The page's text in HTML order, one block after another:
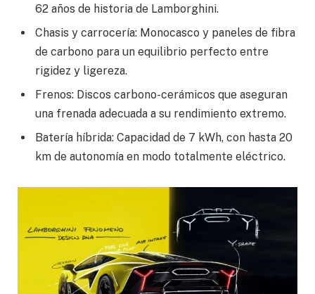
62 años de historia de Lamborghini.
Chasis y carrocería: Monocasco y paneles de fibra
de carbono para un equilibrio perfecto entre
rigidez y ligereza.
Frenos: Discos carbono-cerámicos que aseguran
una frenada adecuada a su rendimiento extremo.
Batería híbrida: Capacidad de 7 kWh, con hasta 20
km de autonomía en modo totalmente eléctrico.